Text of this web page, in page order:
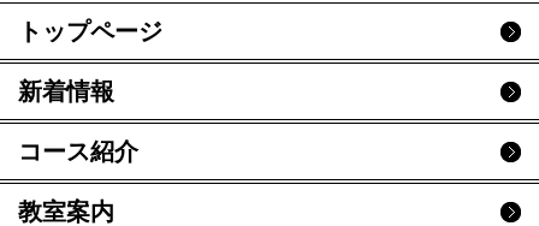
トップページ
新着情報
コース紹介
教室案内